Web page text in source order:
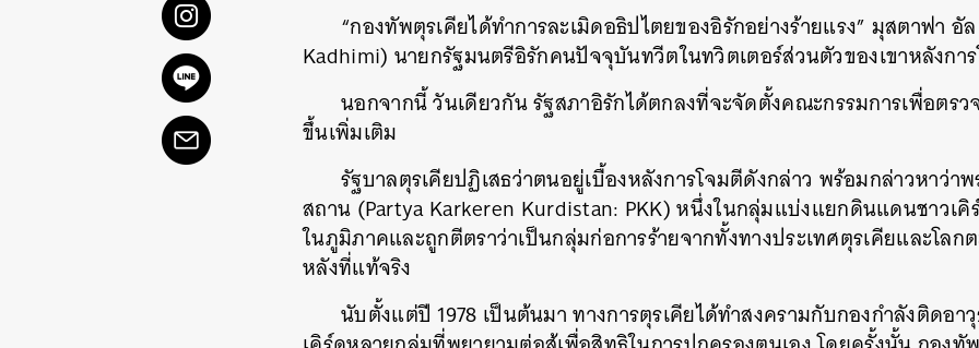
“กองทัพตุรเคียได้ทำการละเมิดอธิปไตยของอิรักอย่างร้ายแรง” มุสตาฟา
Kadhimi) นายกรัฐมนตรีอิรักคนปัจจุบันทวีตในทวิตเตอร์ส่วนตัวของเขาหลังกา
นอกจากนี้ วันเดียวกัน รัฐสภาอิรักได้ตกลงที่จะจัดตั้งคณะกรรมการเพื่อตร
ขึ้นเพิ่มเติม
รัฐบาลตุรเคียปฏิเสธว่าตนอยู่เบื้องหลังการโจมตีดังกล่าว พร้อมกล่าวหาว่า
สถาน (Partya Karkeren Kurdistan: PKK) หนึ่งในกลุ่มแบ่งแยกดินแดนชาวเ
ในภูมิภาคและถูกตีตราว่าเป็นกลุ่มก่อการร้ายจากทั้งทางประเทศตุรเคียและโล
หลังที่แท้จริง
นับตั้งแต่ปี 1978 เป็นต้นมา ทางการตุรเคียได้ทำสงครามกับกองกำลังติดอา